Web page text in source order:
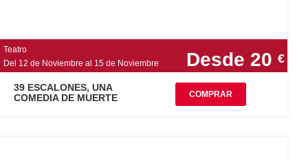
Teatro
Del 12 de Noviembre al 15 de Noviembre
Desde 20 €
39 ESCALONES, UNA
COMEDIA DE MUERTE
COMPRAR